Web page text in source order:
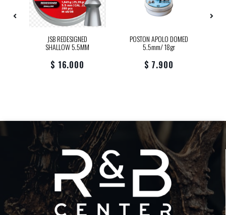
JSB REDESIGNED
SHALLOW 5.5MM
$ 16.000
POSTON APOLO DOMED
5.5mm/ 18gr
$ 7.900